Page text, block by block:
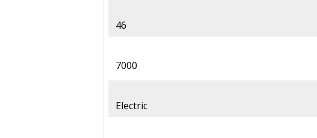
46
7000
Electric